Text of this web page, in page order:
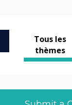
Tous les
thèmes